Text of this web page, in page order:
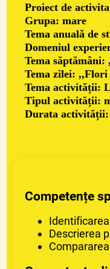
Proiect de
Grupa: mare
Tema anuală de
Domeniul
Tema
Tema zilei:
Tema activității:
Tipul activității:
Durata
Competențe
Descrierea